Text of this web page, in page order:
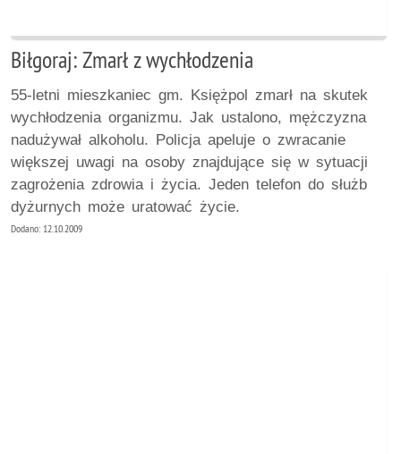
Biłgoraj: Zmarł z wychłodzenia
55-letni mieszkaniec gm. Księżpol zmarł na skutek
wychłodzenia organizmu. Jak ustalono, mężczyzna
nadużywał alkoholu. Policja apeluje o zwracanie
większej uwagi na osoby znajdujące się w sytuacji
zagrożenia zdrowia i życia. Jeden telefon do służb
dyżurnych może uratować życie.
Dodano: 12.10.2009